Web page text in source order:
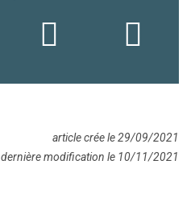
article crée le 29/09/2021
dernière modification le 10/11/2021